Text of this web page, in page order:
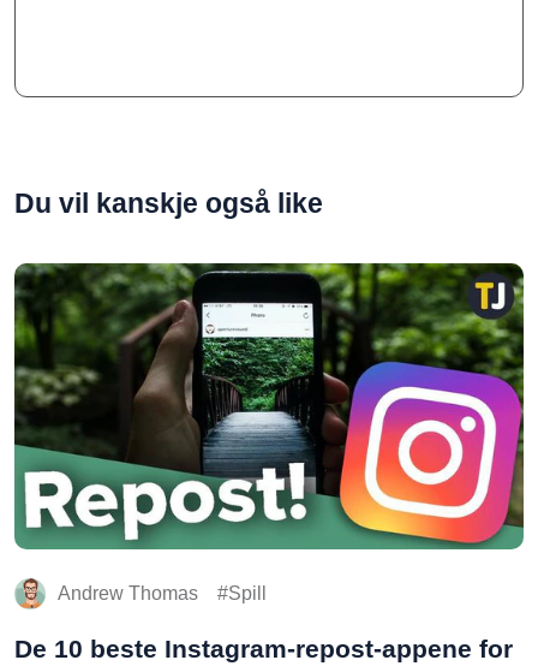
Du vil kanskje også like
Andrew Thomas Spill
De 10 beste Instagram-repost-appene for